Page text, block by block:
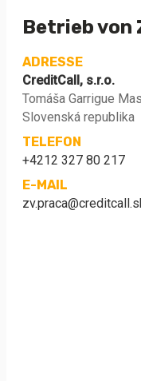
Betrieb von
ADRESSE
CreditCall, s.r.o.
Tomáša Garrigue
Slovenská republika
TELEFON
+4212 327 80 217
E-MAIL